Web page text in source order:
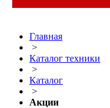
Главная
>
Каталог техники
>
Каталог
>
Акции